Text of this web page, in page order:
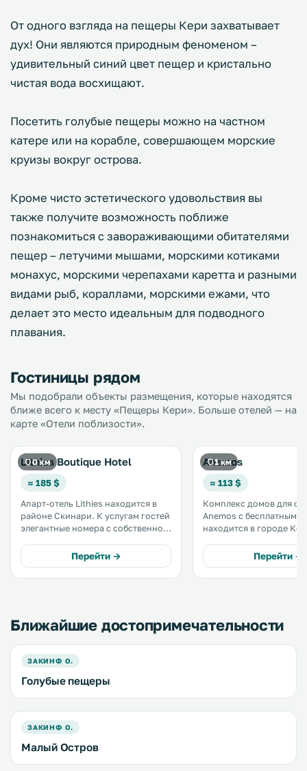
От одного взгляда на пещеры Кери захватывает
дух! Они являются природным феноменом –
удивительный синий цвет пещер и кристально
чистая вода восхищают.
Посетить голубые пещеры можно на частном
катере или на корабле, совершающем морские
круизы вокруг острова.
Кроме чисто эстетического удовольствия вы
также получите возможность поближе
познакомиться с завораживающими обитателями
пещер – летучими мышами, морскими котиками
монахус, морскими черепахами каретта и разными
видами рыб, кораллами, морскими ежами, что
делает это место идеальным для подводного
плавания.
Гостиницы рядом
Мы подобрали объекты размещения, которые находятся
ближе всего к месту «Пещеры Кери». Больше отелей — на
карте «Отели поблизости».
0 км
Lithies Boutique Hotel
≈ 185 $
Апарт-отель Lithies находится в
районе Скинари. К услугам гостей
элегантные номера с собственной
территории красивого сада,
бассейн с панорамным видом на
море и бесплатный WiFi. .
Перейти →
1 км
Anemos
≈ 113 $
Комплекс домов для
Anemos с бесплатным
находится в городе
с домашними
Расстояние до города
составляет 23 км. На прилегающей
Перейти →
Ближайшие достопримечательности
ЗАКИНФ О.
Голубые пещеры
ЗАКИНФ О.
Малый Остров